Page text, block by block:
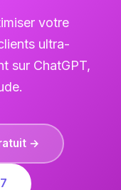
votre
ultra-
sur ChatGPT,
→